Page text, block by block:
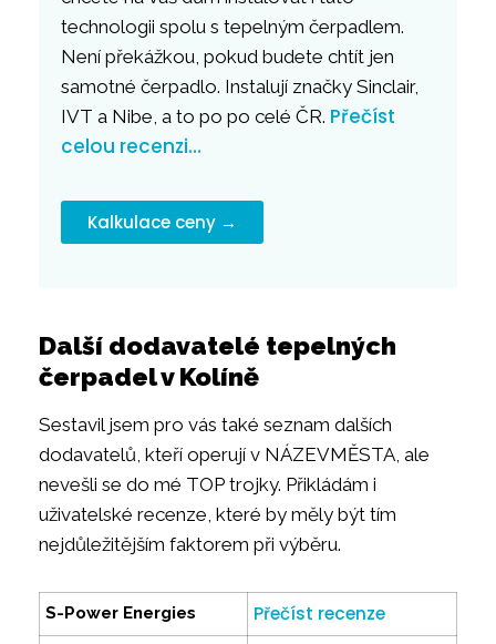
technologii spolu s tepelným čerpadlem.
Není překážkou, pokud budete chtít jen
samotné čerpadlo. Instalují značky Sinclair,
IVT a Nibe, a to po po celé ČR. Přečíst
celou recenzi…
Kalkulace ceny →
Další dodavatelé tepelných
čerpadel v Kolíně
Sestavil jsem pro vás také seznam dalších
dodavatelů, kteří operují v NÁZEVMĚSTA, ale
nevešli se do mé TOP trojky. Přikládám i
uživatelské recenze, které by měly být tím
nejdůležitějším faktorem při výběru.
S-Power Energies Přečíst recenze